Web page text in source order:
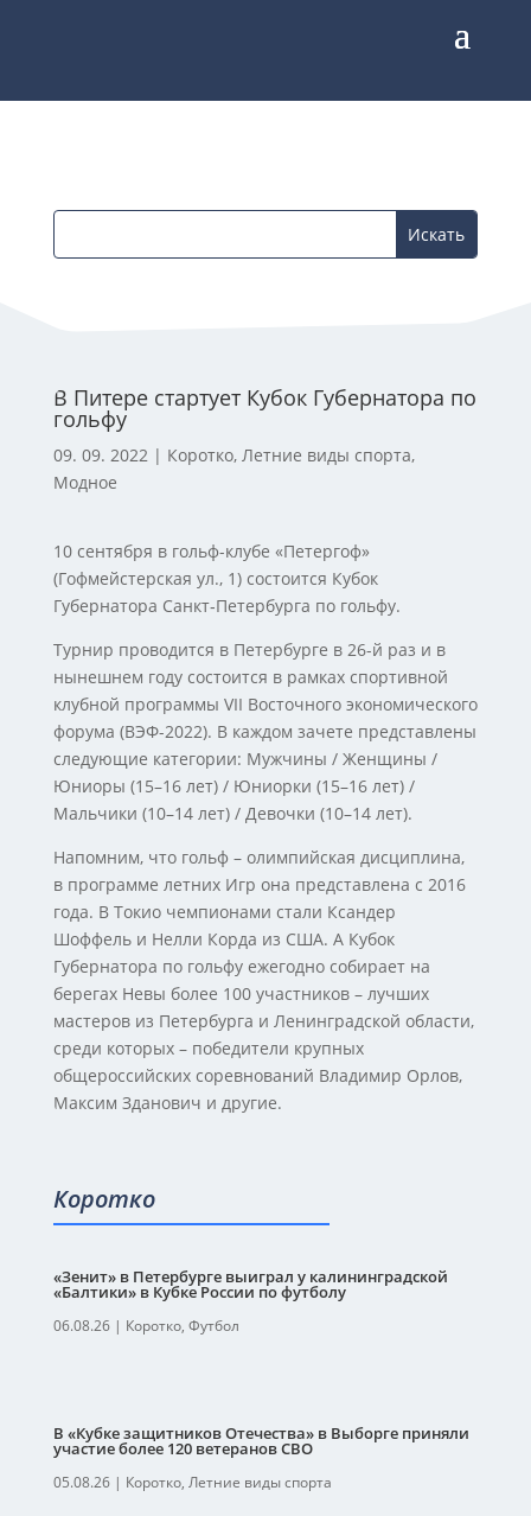
В Питере стартует Кубок Губернатора по
гольфу
09. 09. 2022| Коротко, Летние виды спорта,
Модное
10 сентября в гольф-клубе «Петергоф»
(Гофмейстерская ул., 1) состоится Кубок
Губернатора Санкт‑Петербурга по гольфу.
Турнир проводится в Петербурге в 26-й раз и в
нынешнем году состоится в рамках спортивной
клубной программы VII Восточного экономического
форума (ВЭФ-2022). В каждом зачете представлены
следующие категории: Мужчины / Женщины /
Юниоры (15–16 лет) / Юниорки (15–16 лет) /
Мальчики (10–14 лет) / Девочки (10–14 лет).
Напомним, что гольф – олимпийская дисциплина,
в программе летних Игр она представлена с 2016
года. В Токио чемпионами стали Ксандер
Шоффель и Нелли Корда из США. А Кубок
Губернатора по гольфу ежегодно собирает на
берегах Невы более 100 участников – лучших
мастеров из Петербурга и Ленинградской области,
среди которых – победители крупных
общероссийских соревнований Владимир Орлов,
Максим Зданович и другие.
Коротко
«Зенит» в Петербурге выиграл у калининградской
«Балтики» в Кубке России по футболу
06.08.26| Коротко, Футбол
В «Кубке защитников Отечества» в Выборге приняли
участие более 120 ветеранов СВО
05.08.26| Коротко, Летние виды спорта